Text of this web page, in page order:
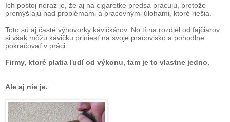
Ich postoj neraz je, že aj na cigaretke predsa pracujú, pretože
premýšľajú nad problémami a pracovnými úlohami, ktoré riešia.
Toto sú aj časté výhovorky kávičkárov. No tí na rozdiel od fajčiarov
si však môžu kávičku priniesť na svoje pracovisko a pohodlne
pokračovať v práci.
Firmy, ktoré platia ľudí od výkonu, tam je to vlastne jedno.
Ale aj nie je.